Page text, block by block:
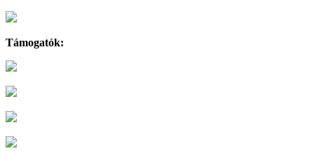
Támogatók: